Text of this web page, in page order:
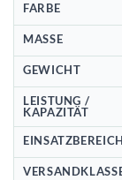
FARBE
MASSE
GEWICHT
LEISTUNG /
KAPAZITÄT
EINSATZBEREICH